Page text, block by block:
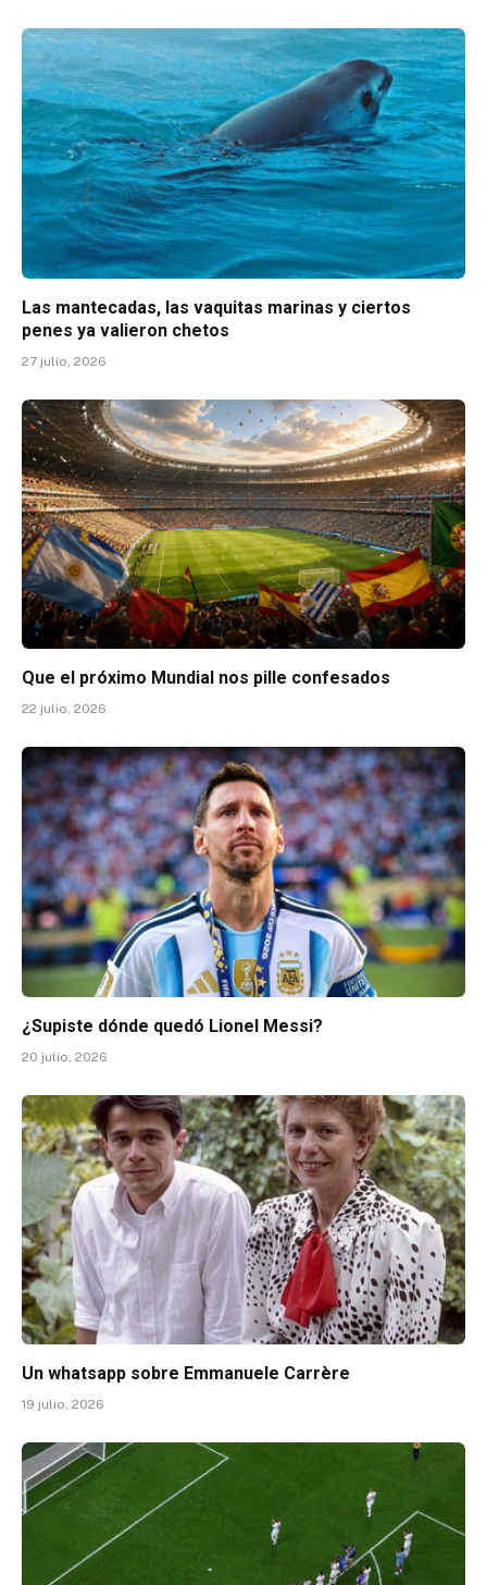
Las mantecadas, las vaquitas marinas y ciertos
penes ya valieron chetos
27 julio, 2026
Que el próximo Mundial nos pille confesados
22 julio, 2026
¿Supiste dónde quedó Lionel Messi?
20 julio, 2026
Un whatsapp sobre Emmanuele Carrère
19 julio, 2026